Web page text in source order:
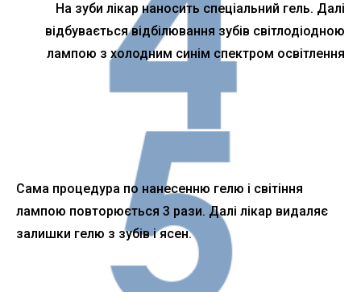
На зуби лікар наносить спеціальний гель. Далі
відбувається відбілювання зубів світлодіодною
лампою з холодним синім спектром освітлення
Сама процедура по нанесенню гелю і світіння
лампою повторюється 3 рази. Далі лікар видаляє
залишки гелю з зубів і ясен.